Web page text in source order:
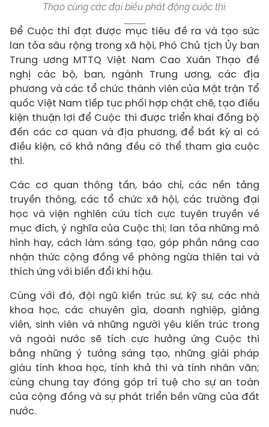
Thạo cùng các đại biểu phát động cuộc thi.
Để Cuộc thi đạt được mục tiêu đề ra và tạo sức
lan tỏa sâu rộng trong xã hội, Phó Chủ tịch Ủy ban
Trung ương MTTQ Việt Nam Cao Xuân Thạo đề
nghị các bộ, ban, ngành Trung ương, các địa
phương và các tổ chức thành viên của Mặt trận Tổ
quốc Việt Nam tiếp tục phối hợp chặt chẽ, tạo điều
kiện thuận lợi để Cuộc thi được triển khai đồng bộ
đến các cơ quan và địa phương, để bất kỳ ai có
điều kiện, có khả năng đều có thể tham gia cuộc
thi.
Các cơ quan thông tấn, báo chí, các nền tảng
truyền thông, các tổ chức xã hội, các trường đại
học và viện nghiên cứu tích cực tuyên truyền về
mục đích, ý nghĩa của Cuộc thi; lan tỏa những mô
hình hay, cách làm sáng tạo, góp phần nâng cao
nhận thức cộng đồng về phòng ngừa thiên tai và
thích ứng với biến đổi khí hậu.
Cùng với đó, đội ngũ kiến trúc sư, kỹ sư, các nhà
khoa học, các chuyên gia, doanh nghiệp, giảng
viên, sinh viên và những người yêu kiến trúc trong
và ngoài nước sẽ tích cực hưởng ứng Cuộc thi
bằng những ý tưởng sáng tạo, những giải pháp
giàu tính khoa học, tính khả thi và tính nhân văn;
cùng chung tay đóng góp trí tuệ cho sự an toàn
của cộng đồng và sự phát triển bền vững của đất
nước.